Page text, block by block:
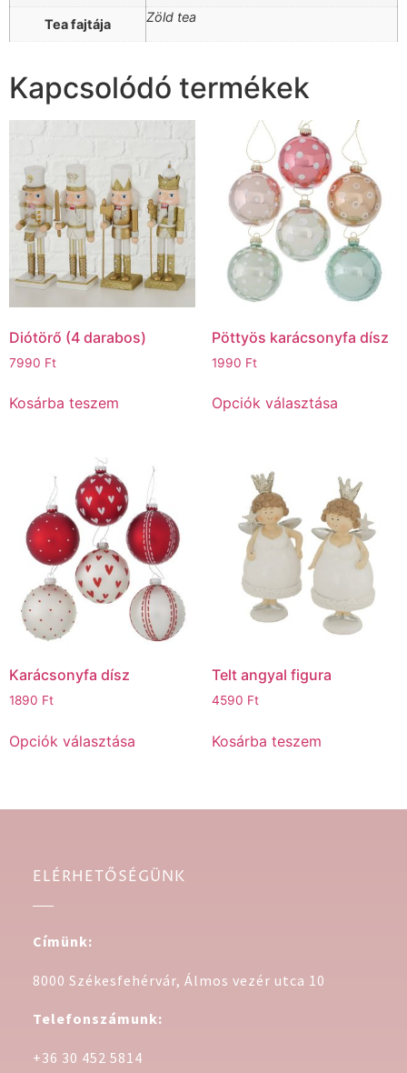
Tea fajtája Zöld tea
Kapcsolódó termékek
Diótörő (4 darabos)
7990 Ft
Kosárba teszem
Pöttyös karácsonyfa dísz
1990 Ft
Opciók választása
Karácsonyfa dísz
1890 Ft
Opciók választása
Telt angyal figura
4590 Ft
Kosárba teszem
ELÉRHETŐSÉGÜNK
Címünk:
8000 Székesfehérvár, Álmos vezér utca 10
Telefonszámunk:
+36 30 452 5814